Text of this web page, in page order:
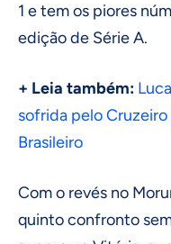
1 e tem os piores
edição de Série A.
+ Leia também:
sofrida pelo
Brasileiro
Com o revés no
quinto confronto